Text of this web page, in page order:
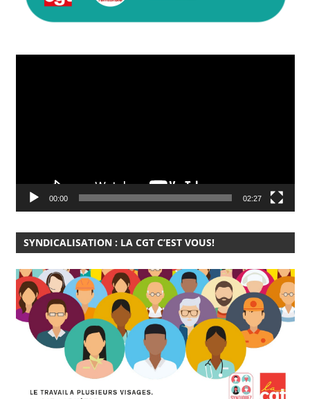
00:00 02:27
SYNDICALISATION : LA CGT C’EST VOUS!